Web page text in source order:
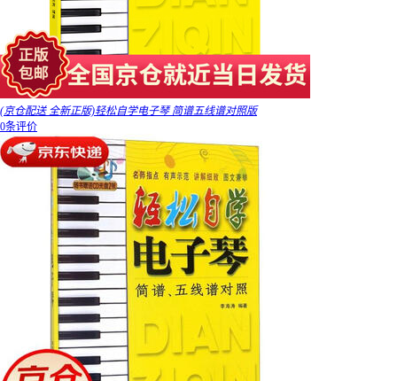
(京仓配送 全新正版)轻松自学电子琴 简谱五线谱对照版
0条评价